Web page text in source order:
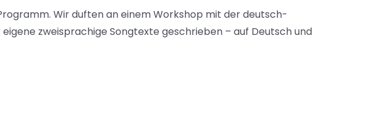
Wir duften an einem Workshop mit der deutsch-
zweisprachige Songtexte geschrieben – auf Deutsch und